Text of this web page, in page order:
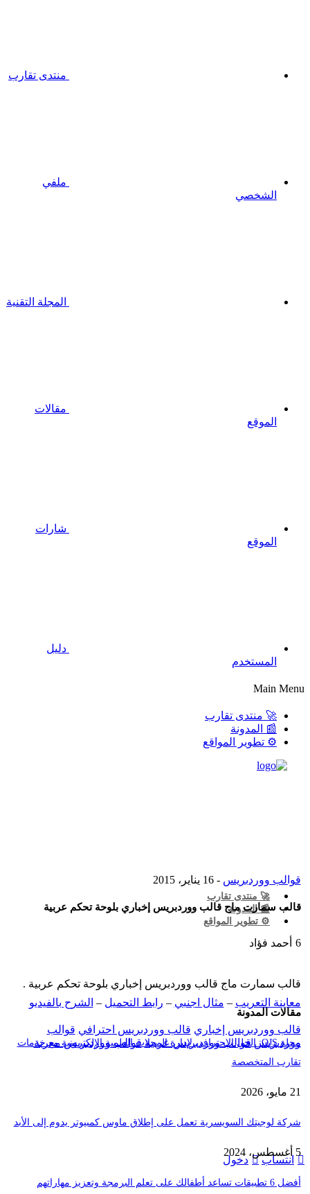
منتدى تقارب
ملفي
الشخصي
المجلة التقنية
مقالات
الموقع
شارات
الموقع
دليل
المستخدم
Main Menu
🚀 منتدى تقارب
📰 المدونة
⚙️ تطوير المواقع
🚀 منتدى تقارب
📰 المدونة
⚙️ تطوير المواقع
انتساب دخول
قوالب ووردبريس - 16 يناير، 2015
قالب سمارت ماج قالب ووردبريس إخباري بلوحة تحكم عربية
6 أحمد فؤاد
قالب سمارت ماج قالب ووردبريس إخباري بلوحة تحكم عربية .
معاينة التعريب – مثال اجنبي – رابط التحميل – الشرح بالفيديو
قالب ووردبريس إخباري قالب ووردبريس احترافي قوالب
ووردبريس قوالب ووردبريس عربية قوالب ووردبريس معربة
مقالات المدونة
مجلة OJS: الحل الاحترافي لإدارة المجلات العلمية الإلكترونية مع خدمات
تقارب المتخصصة
21 مايو، 2026
شركة لوجيتك السويسرية تعمل على إطلاق ماوس كمبيوتر يدوم إلى الأبد
5 أغسطس، 2024
أفضل 6 تطبيقات تساعد أطفالك على تعلم البرمجة وتعزيز مهاراتهم